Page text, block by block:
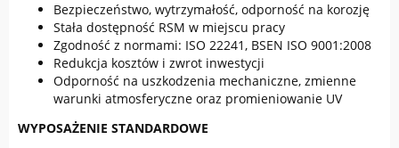
Bezpieczeństwo, wytrzymałość, odporność na korozję
Stała dostępność RSM w miejscu pracy
Zgodność z normami: ISO 22241, BSEN ISO 9001:2008
Redukcja kosztów i zwrot inwestycji
Odporność na uszkodzenia mechaniczne, zmienne
warunki atmosferyczne oraz promieniowanie UV
WYPOSAŻENIE STANDARDOWE